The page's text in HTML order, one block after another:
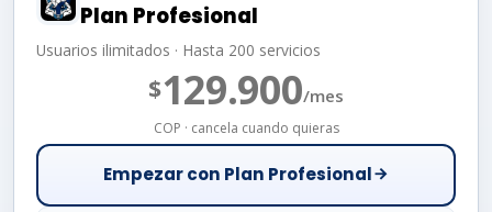
Plan Profesional
Usuarios ilimitados · Hasta 200 servicios
$129.900/mes
COP · cancela cuando quieras
Empezar con Plan Profesional